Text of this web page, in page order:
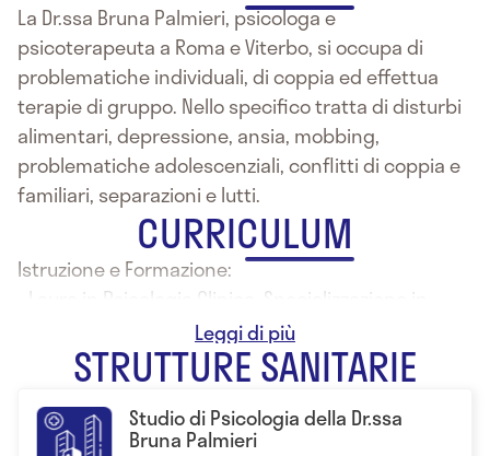
La Dr.ssa Bruna Palmieri, psicologa e
psicoterapeuta a Roma e Viterbo, si occupa di
problematiche individuali, di coppia ed effettua
terapie di gruppo. Nello specifico tratta di disturbi
alimentari, depressione, ansia, mobbing,
problematiche adolescenziali, conflitti di coppia e
familiari, separazioni e lutti.
CURRICULUM
Istruzione e Formazione:
- Laura in Psicologia Clinica, Specializzazione in
Psicoterapia Psicoanalitica
STRUTTURE SANITARIE
Studio di Psicologia della Dr.ssa
Bruna Palmieri